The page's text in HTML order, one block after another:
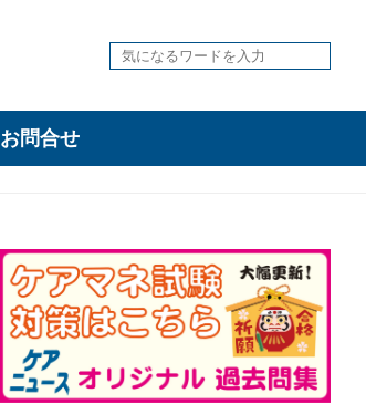
お問合せ